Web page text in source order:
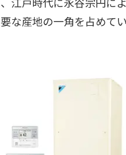
な産地の一角を占めて